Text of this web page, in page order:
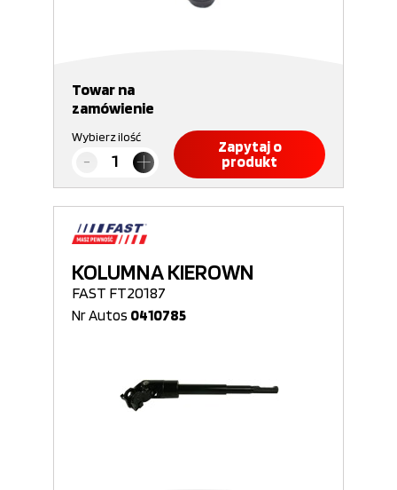
Towar na
zamówienie
Wybierz ilość
Zapytaj o
produkt
KOLUMNA KIEROWN
FAST FT20187
Nr Autos 0410785